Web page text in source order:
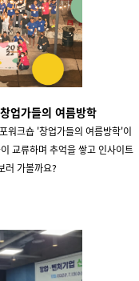
업가들의 여름방학
워크숍 '창업가들의 여름방학'이
교류하며 추억을 쌓고 인사이트
러 가볼까요?